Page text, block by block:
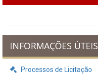
INFORMAÇÕES ÚTEIS
Processos de Licitação